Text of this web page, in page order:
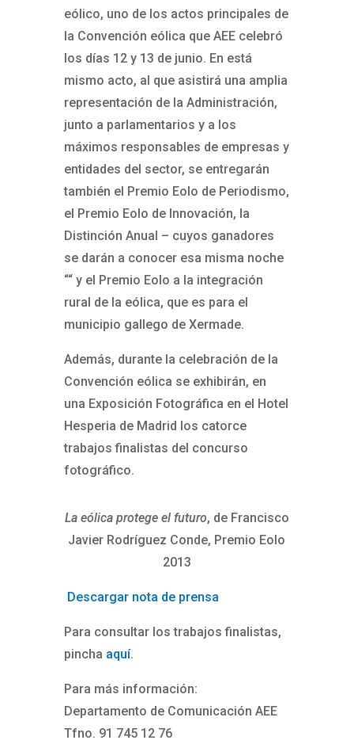
eólico, uno de los actos principales de
la Convención eólica que AEE celebró
los días 12 y 13 de junio. En está
mismo acto, al que asistirá una amplia
representación de la Administración,
junto a parlamentarios y a los
máximos responsables de empresas y
entidades del sector, se entregarán
también el Premio Eolo de Periodismo,
el Premio Eolo de Innovación, la
Distinción Anual – cuyos ganadores
se darán a conocer esa misma noche
““ y el Premio Eolo a la integración
rural de la eólica, que es para el
municipio gallego de Xermade.
Además, durante la celebración de la
Convención eólica se exhibirán, en
una Exposición Fotográfica en el Hotel
Hesperia de Madrid los catorce
trabajos finalistas del concurso
fotográfico.
La eólica protege el futuro, de Francisco
Javier Rodríguez Conde, Premio Eolo
2013
Descargar nota de prensa
Para consultar los trabajos finalistas,
pincha aquí.
Para más información:
Departamento de Comunicación AEE
Tfno. 91 745 12 76